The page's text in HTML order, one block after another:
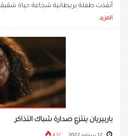
أنقذت طفلة بريطانية شجاعة حياة
المزيد
باربيريان ينتزع صدارة شباك التذاكر